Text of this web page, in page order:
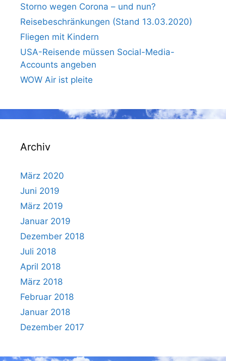
Storno wegen Corona – und nun?
Reisebeschränkungen (Stand 13.03.2020)
Fliegen mit Kindern
USA-Reisende müssen Social-Media-
Accounts angeben
WOW Air ist pleite
Archiv
März 2020
Juni 2019
März 2019
Januar 2019
Dezember 2018
Juli 2018
April 2018
März 2018
Februar 2018
Januar 2018
Dezember 2017